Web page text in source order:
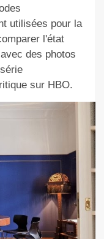
utilisées pour la
l'état
des photos
sur HBO.